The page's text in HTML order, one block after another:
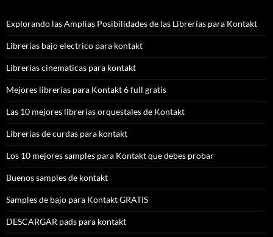
Explorando las Amplias Posibilidades de las Librerías para Kontakt
Librerías bajo electrico para kontakt
Librerías cinematicas para kontakt
Mejores librerías para Kontakt 6 full gratis
Las 10 mejores librerías orquestales de Kontakt
Librerias de curdas para kontakt
Los 10 mejores samples para Kontakt que debes probar
Buenos samples de kontakt
Samples de bajo para Kontakt GRATIS
DESCARGAR pads para kontakt